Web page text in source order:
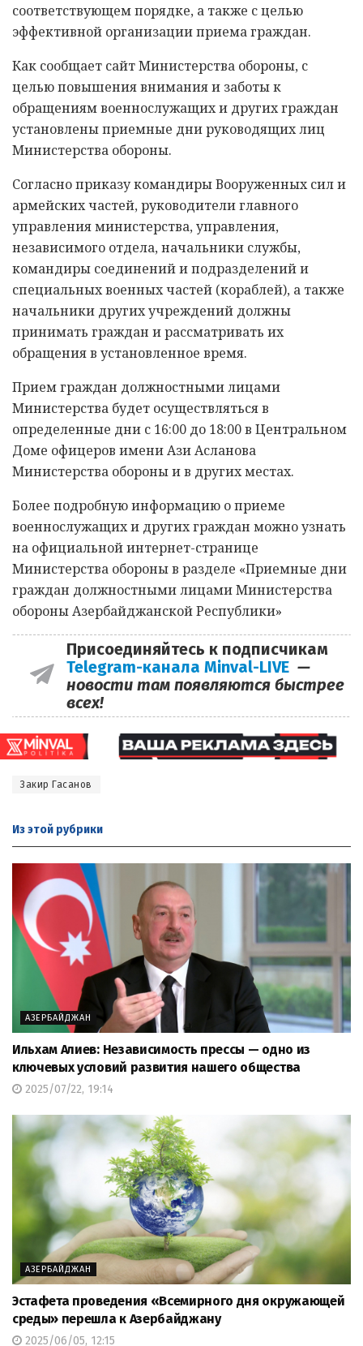
соответствующем порядке, а также с целью
эффективной организации приема граждан.
Как сообщает сайт Министерства обороны, с
целью повышения внимания и заботы к
обращениям военнослужащих и других граждан
установлены приемные дни руководящих лиц
Министерства обороны.
Согласно приказу командиры Вооруженных сил и
армейских частей, руководители главного
управления министерства, управления,
независимого отдела, начальники службы,
командиры соединений и подразделений и
специальных военных частей (кораблей), а также
начальники других учреждений должны
принимать граждан и рассматривать их
обращения в установленное время.
Прием граждан должностными лицами
Министерства будет осуществляться в
определенные дни с 16:00 до 18:00 в Центральном
Доме офицеров имени Ази Асланова
Министерства обороны и в других местах.
Более подробную информацию о приеме
военнослужащих и других граждан можно узнать
на официальной интернет-странице
Министерства обороны в разделе «Приемные дни
граждан должностными лицами Министерства
обороны Азербайджанской Республики»
Присоединяйтесь к подписчикам
Telegram-канала Minval-LIVE —
новости там появляются быстрее
всех!
Закир Гасанов
Из этой рубрики
АЗЕРБАЙДЖАН
Ильхам Алиев: Независимость прессы — одно из
ключевых условий развития нашего общества
2025/07/22, 19:14
АЗЕРБАЙДЖАН
Эстафета проведения «Всемирного дня окружающей
среды» перешла к Азербайджану
2025/06/05, 12:15